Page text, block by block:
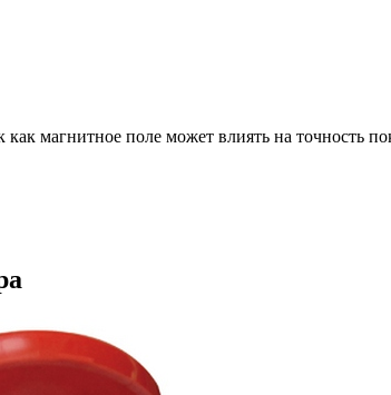
магнитное поле может влиять на точность